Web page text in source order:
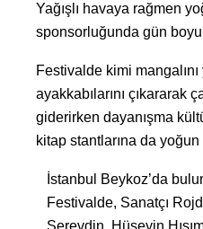
Yağışlı havaya rağmen
sponsorluğunda gün boyu
Festivalde kimi
ayakkabılarını
giderirken dayanışma
kitap stantlarına da yoğun
İstanbul Beykoz’da
Festivalde, Sanatçı
Şerevdin, Hüseyin